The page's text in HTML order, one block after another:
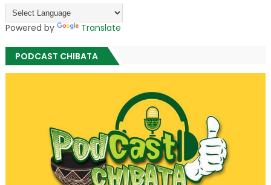
Powered by Translate
PODCAST CHIBATA